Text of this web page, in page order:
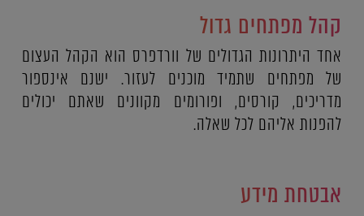
קהל מפתחים גדול
אחד היתרונות הגדולים של וורדפרס הוא הקהל העצום
של מפתחים שתמיד מוכנים לעזור. ישנם אינספור
מדריכים, קורסים, ופורומים מקוונים שאתם יכולים
להפנות אליהם לכל שאלה.
אבטחת מידע